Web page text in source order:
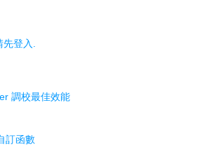
先登入.
調校最佳效能
訂函數